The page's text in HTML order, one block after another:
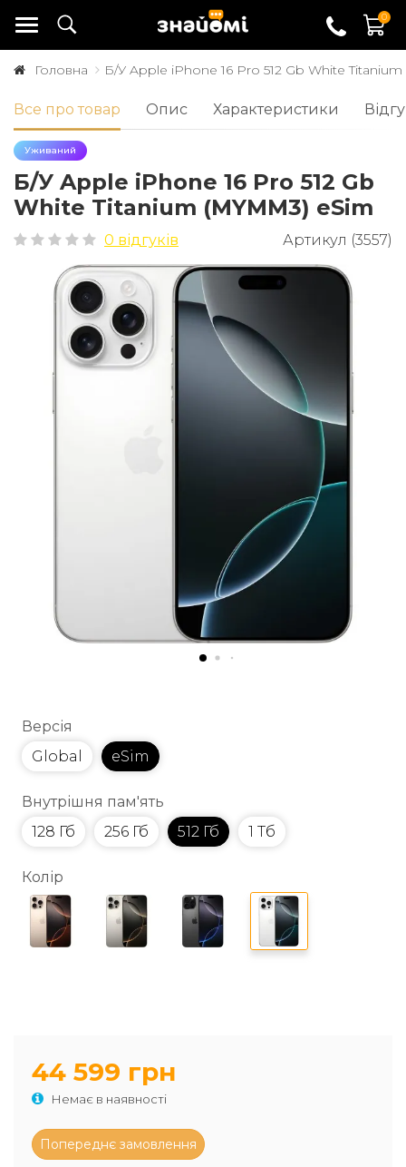
0
Головна Б/У Apple iPhone 16 Pro 512 Gb White
Все про товар Опис Характеристики
Уживаний
Б/У Apple iPhone 16 Pro 512 Gb
White Titanium (MYMM3) eSim
0 відгуків Артикул (3557)
Версія
Global
eSim
Внутрішня пам'ять
128 Гб
256 Гб 512 Гб 1 Тб
Колір
44 599 грн
Немає в наявності